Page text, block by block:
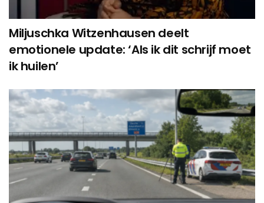
Miljuschka Witzenhausen deelt
emotionele update: ‘Als ik dit schrijf moet
ik huilen’